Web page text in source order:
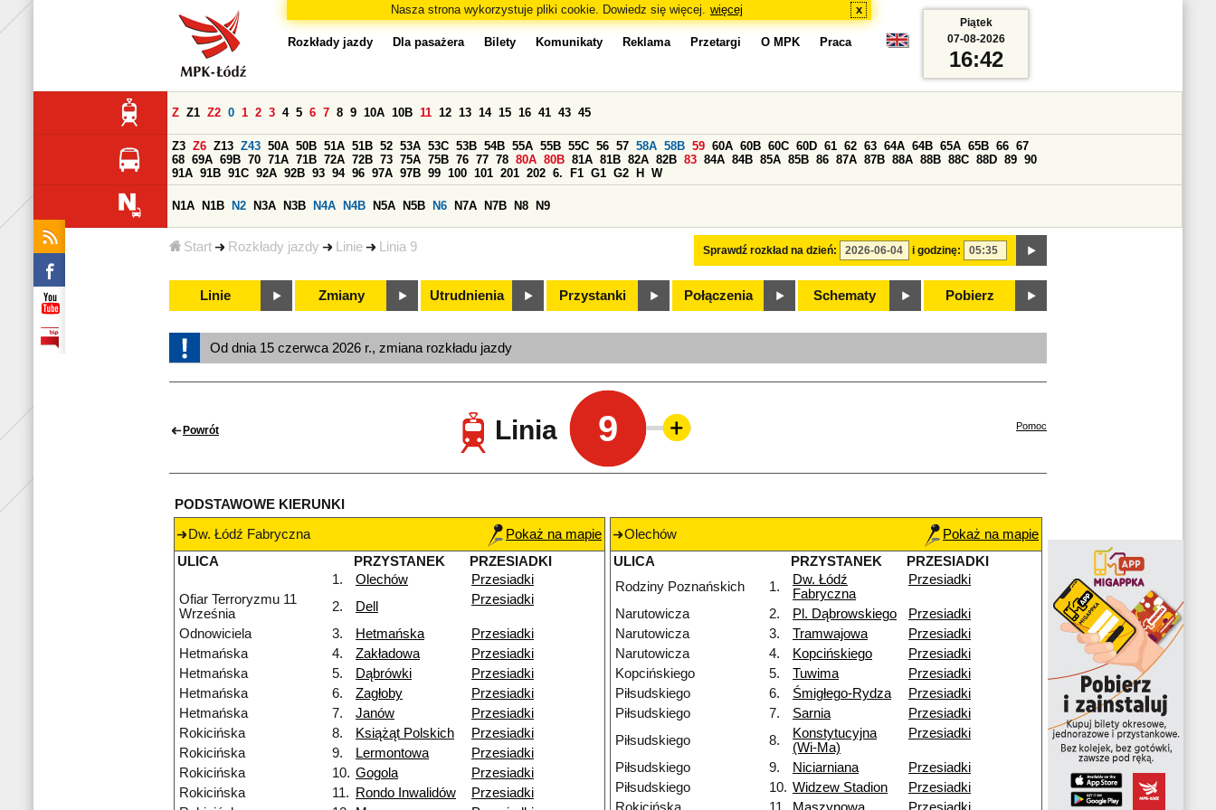
Nasza strona wykorzystuje pliki cookie. Dowiedz się więcej. więcej x
Start Rozkłady jazdy Linie Linia 9
Rozkłady jazdy Dla pasażera Bilety Komunikaty Reklama Przetargi O MPK Praca
Sprawdź rozkład na dzień: i godzinę:
Z Z1 Z2 0 1 2 3 4 5 6 7 8 9 10A 10B 11 12 13 14 15 16 41 43 45
Z3 Z6 Z13 Z43 50A 50B 51A 51B 52 53A 53C 53B 54B 55A 55B 55C 56 57 58A 58B 59 60A 60B 60C 60D 61 62 63 64A 64B 65A 65B 66 67
68 69A 69B 70 71A 71B 72A 72B 73 75A 75B 76 77 78 80A 80B 81A 81B 82A 82B 83 84A 84B 85A 85B 86 87A 87B 88A 88B 88C 88D 89 90
91A 91B 91C 92A 92B 93 94 96 97A 97B 99 100 101 201 202 6. F1 G1 G2 H W
N1A N1B N2 N3A N3B N4A N4B N5A N5B N6 N7A N7B N8 N9
Linie Zmiany Utrudnienia Przystanki Połączenia Schematy Pobierz
Piątek
07-08-2026
16:42
Od dnia 15 czerwca 2026 r., zmiana rozkładu jazdy
Powrót Linia 9 Pomoc
PODSTAWOWE KIERUNKI
Dw. Łódź Fabryczna
Pokaż na mapie
ULICA
PRZYSTANEK
PRZESIADKI
1.
Olechów
Przesiadki
Ofiar Terroryzmu 11
Września
2. Dell Przesiadki
Odnowiciela 3. Hetmańska
Przesiadki
Hetmańska
4. Zakładowa
Przesiadki
Hetmańska
5. Dąbrówki
Przesiadki
Hetmańska
6. Zagłoby
Przesiadki
Hetmańska
7. Janów
Przesiadki
Rokicińska
8. Książąt Polskich
Przesiadki
Rokicińska
9. Lermontowa
Przesiadki
Rokicińska
10. Gogola
Przesiadki
Rokicińska
11. Rondo Inwalidów
Przesiadki
Olechów
Pokaż na mapie
ULICA
PRZYSTANEK
PRZESIADKI
Rodziny Poznańskich
1.
Dw. Łódź
Fabryczna
Przesiadki
Narutowicza 2. Pl. Dąbrowskiego
Przesiadki
Narutowicza
3. Tramwajowa
Przesiadki
Narutowicza
4. Kopcińskiego
Przesiadki
Kopcińskiego
5. Tuwima
Przesiadki
Piłsudskiego
6. Śmigłego-Rydza
Przesiadki
Piłsudskiego
7. Sarnia
Przesiadki
Piłsudskiego
8.
Konstytucyjna
(Wi-Ma)
Przesiadki
Piłsudskiego 9. Niciarniana
Przesiadki
Piłsudskiego
10. Widzew Stadion
Przesiadki